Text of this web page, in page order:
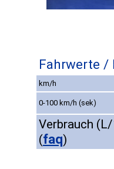
Fahrwerte /
km/h
0-100 km/h (sek)
Verbrauch
(faq)